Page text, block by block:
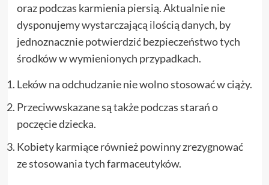
oraz podczas karmienia piersią. Aktualnie nie
dysponujemy wystarczającą ilością danych, by
jednoznacznie potwierdzić bezpieczeństwo tych
środków w wymienionych przypadkach.
Leków na odchudzanie nie wolno stosować w ciąży.
Przeciwwskazane są także podczas starań o
poczęcie dziecka.
Kobiety karmiące również powinny zrezygnować
ze stosowania tych farmaceutyków.